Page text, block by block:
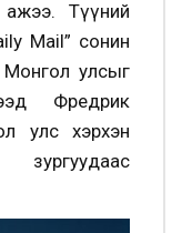
Түүний
Mail” сонин
улсыг
Фредрик
улс хэрхэн